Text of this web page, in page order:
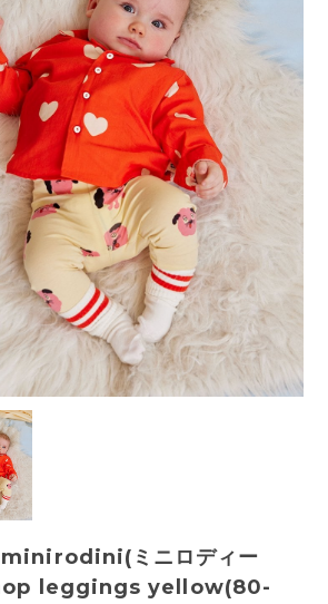
minirodini(ミニロディー
leggings yellow(80-